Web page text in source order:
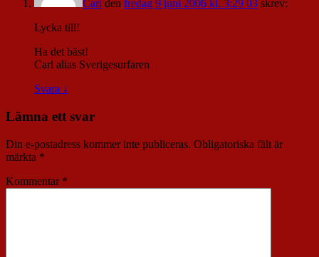
Carl den fredag 9 juni 2006 kl. 3:29 03 skrev:
Lycka till!
Ha det bäst!
Carl alias Sverigesurfaren
Svara ↓
Lämna ett svar
Din e-postadress kommer inte publiceras. Obligatoriska fält är
märkta *
Kommentar *